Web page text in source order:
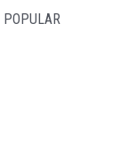
POPULAR